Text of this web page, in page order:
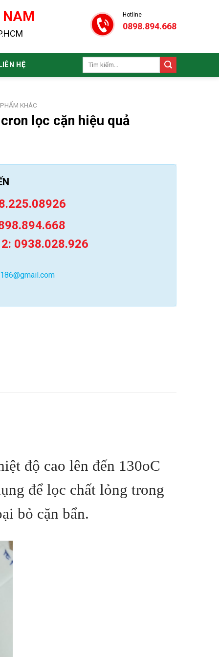
NAM Hotline
0898.894.668
HỆ
Tìm
KHÁC
lọc cặn hiệu quả
0938.028.926
độ cao lên đến 130oC
để lọc chất lỏng trong
bỏ cặn bẩn.